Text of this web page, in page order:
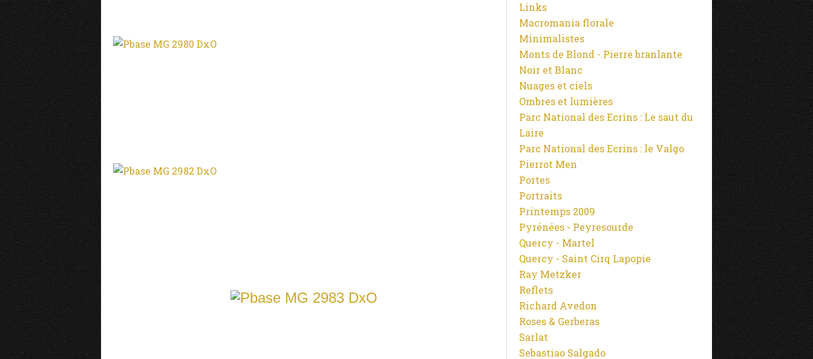
Links
Macromania florale
Minimalistes
Monts de Blond - Pierre branlante
Noir et Blanc
Nuages et ciels
Ombres et lumières
Parc National des Ecrins : Le saut du
Laire
Parc National des Ecrins : le Valgo
Pierrot Men
Portes
Portraits
Printemps 2009
Pyrénées - Peyresourde
Quercy - Martel
Quercy - Saint Cirq Lapopie
Ray Metzker
Reflets
Richard Avedon
Roses & Gerberas
Sarlat
Sebastiao Salgado